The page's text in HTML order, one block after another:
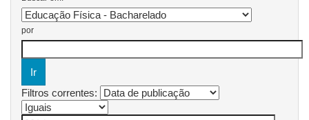
por
Filtros correntes: